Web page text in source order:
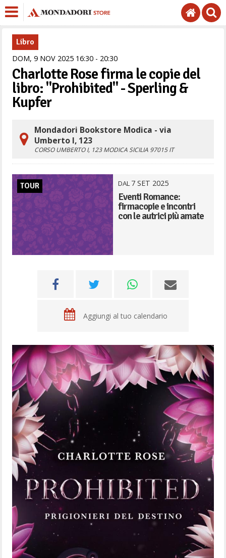
Libro
DOM,9 NOV 2025 1630 - 2030
Charlotte Rose firma le copie del
libro: "Prohibited" - Sperling &
Kupfer
Mondadori Bookstore Modica - via
Umberto I, 123
CORSO UMBERTO I, 123MODICA SICILIA 97015 IT
TOUR DAL7 SET 2025
Eventi Romance:
firmacopie e incontri
con le autrici più amate
Aggiungi al tuo calendario